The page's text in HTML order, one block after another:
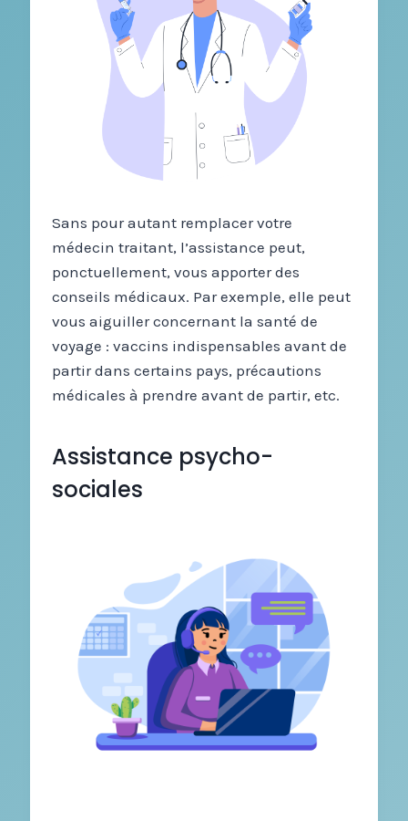
Sans pour autant remplacer votre
médecin traitant, l’assistance peut,
ponctuellement, vous apporter des
conseils médicaux. Par exemple, elle peut
vous aiguiller concernant la santé de
voyage : vaccins indispensables avant de
partir dans certains pays, précautions
médicales à prendre avant de partir, etc.
Assistance psycho-
sociales